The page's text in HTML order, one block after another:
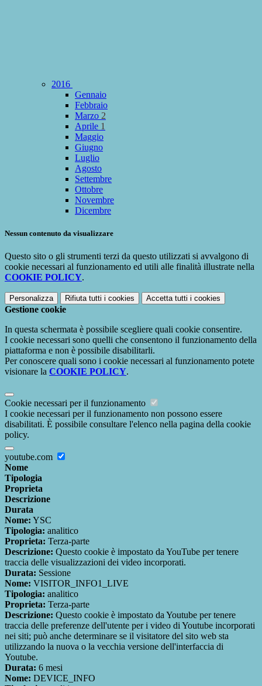
2016
Gennaio
Febbraio
Marzo 2
Aprile 1
Maggio
Giugno
Luglio
Agosto
Settembre
Ottobre
Novembre
Dicembre
Nessun contenuto da visualizzare
Questo sito o gli strumenti terzi da questo utilizzati si avvalgono di
cookie necessari al funzionamento ed utili alle finalità illustrate nella
COOKIE POLICY.
Personalizza Rifiuta tutti i cookies Accetta tutti i cookies
Gestione cookie
In questa schermata è possibile scegliere quali cookie consentire.
I cookie necessari sono quelli che consentono il funzionamento della
piattaforma e non è possibile disabilitarli.
Per conoscere quali sono i cookie necessari al funzionamento potete
visionare la COOKIE POLICY.
Cookie necessari per il funzionamento
I cookie necessari per il funzionamento non possono essere
disabilitati. È possibile consultare l'elenco nella pagina della cookie
policy.
youtube.com
Nome
Tipologia
Proprieta
Descrizione
Durata
Nome: YSC
Tipologia: analitico
Proprieta: Terza-parte
Descrizione: Questo cookie è impostato da YouTube per tenere
traccia delle visualizzazioni dei video incorporati.
Durata: Sessione
Nome: VISITOR_INFO1_LIVE
Tipologia: analitico
Proprieta: Terza-parte
Descrizione: Questo cookie è impostato da Youtube per tenere
traccia delle preferenze dell'utente per i video di Youtube incorporati
nei siti; può anche determinare se il visitatore del sito web sta
utilizzando la nuova o la vecchia versione dell'interfaccia di
Youtube.
Durata: 6 mesi
Nome: DEVICE_INFO